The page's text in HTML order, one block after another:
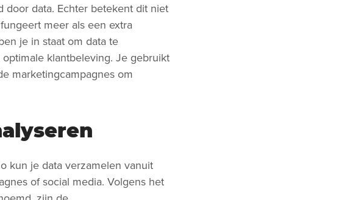
data. Echter betekent dit niet
meer als een extra
je in staat om data te
klantbeleving. Je gebruikt
marketingcampagnes om
kun je data verzamelen vanuit
of social media. Volgens het